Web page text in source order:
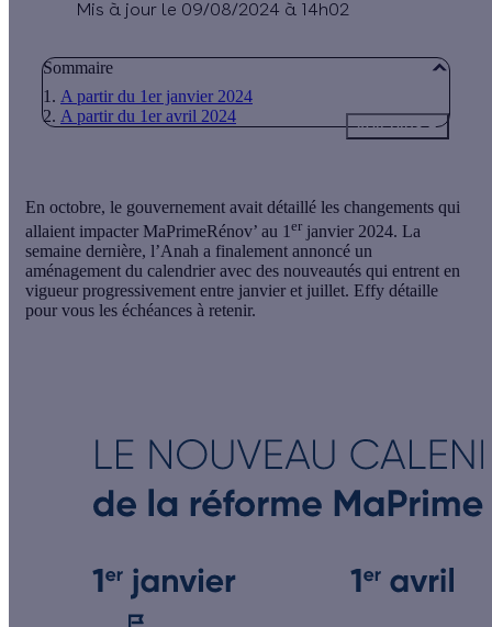
Mis à jour le 09/08/2024 à 14h02
Sommaire
A partir du 1er janvier 2024
A partir du 1er avril 2024
Voir plus
En octobre, le gouvernement avait détaillé les changements qui
allaient impacter MaPrimeRénov’ au 1 er janvier 2024. La
semaine dernière, l’Anah a finalement annoncé un
aménagement du calendrier avec des nouveautés qui entrent en
vigueur progressivement entre janvier et juillet. Effy détaille
pour vous les échéances à retenir.